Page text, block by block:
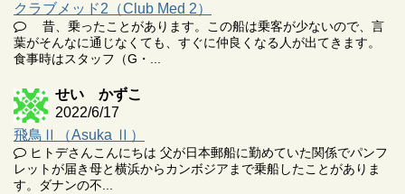
クラブメッド2（Club Med 2）
昔、乗ったことがあります。この船は乗客が少ないので、言
葉がそんなに通じなくても、すぐに仲良くなる人が出てきます。
食事時はスタッフ（G・...
せい かずこ
2022/6/17
飛鳥Ⅱ（Asuka Ⅱ）
ヒトデさんこんにちは 父が日本郵船に勤めていた関係でパンフ
レットが届き母と横浜からカンボジアまで乗船したことがありま
す。ダナンの不...